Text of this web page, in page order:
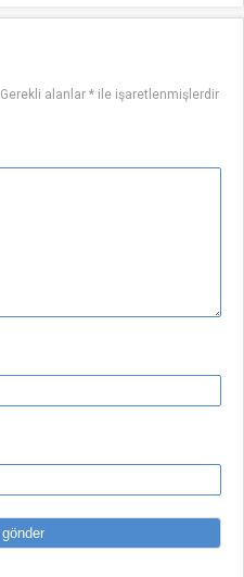
Gerekli alanlar * ile işaretlenmişlerdir